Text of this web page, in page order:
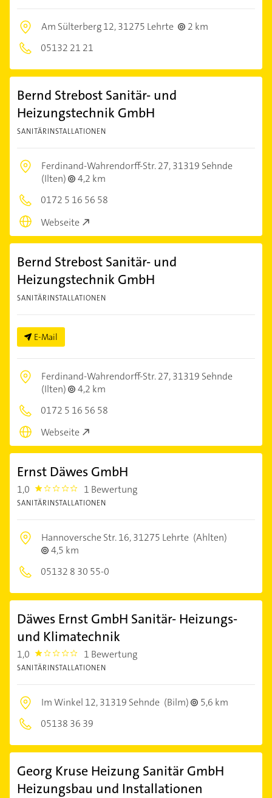
Am Sülterberg 12,31275 Lehrte
2 km
05132 21 21
Bernd Strebost Sanitär- und
Heizungstechnik GmbH
SANITÄRINSTALLATIONEN
Ferdinand-Wahrendorff-Str. 27,31319 Sehnde
(Ilten)
4,2 km
0172 5 16 56 58
Webseite
Bernd Strebost Sanitär- und
Heizungstechnik GmbH
SANITÄRINSTALLATIONEN
E-Mail
Ferdinand-Wahrendorff-Str. 27,31319 Sehnde
(Ilten)
4,2 km
0172 5 16 56 58
Webseite
Ernst Däwes GmbH
1,0 1.0 1 Bewertung
SANITÄRINSTALLATIONEN
Hannoversche Str. 16,31275 Lehrte (Ahlten)
4,5 km
05132 8 30 55-0
Däwes Ernst GmbH Sanitär- Heizungs-
und Klimatechnik
1,0 1.0 1 Bewertung
SANITÄRINSTALLATIONEN
Im Winkel 12,31319 Sehnde (Bilm)
5,6 km
05138 36 39
Georg Kruse Heizung Sanitär GmbH
Heizungsbau und Installationen